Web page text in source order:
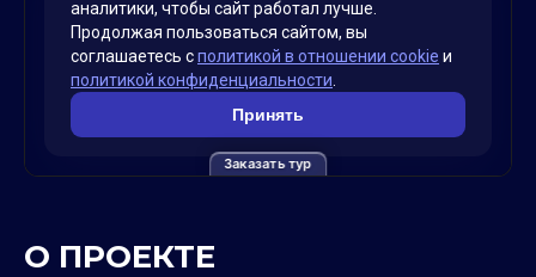
Заказать тур
О ПРОЕКТЕ